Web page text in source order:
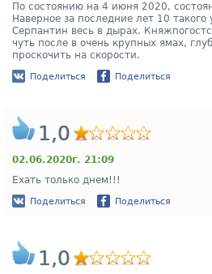
По состоянию на 4 июня 2020,
Наверное за последние лет 10 такого
Серпантин весь в дырах.
чуть после в очень крупных ямах,
проскочить на скорости.
Поделиться Поделиться
1,0
02.06.2020г. 21:09
Ехать только днем!!!
Поделиться Поделиться
1,0